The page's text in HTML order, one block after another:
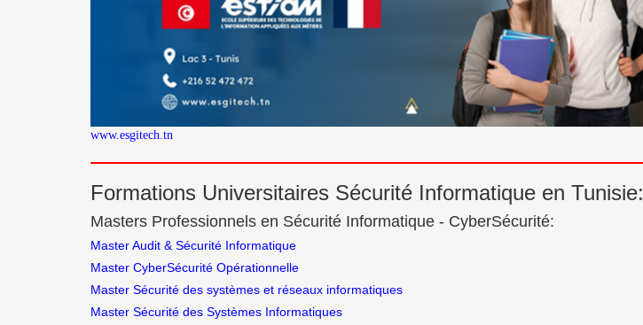
www.esgitech.tn
Formations Universitaires Sécurité Informatique en Tunisie:
Masters Professionnels en Sécurité Informatique - CyberSécurité:
Master Audit & Sécurité Informatique
Master CyberSécurité Opérationnelle
Master Sécurité des systèmes et réseaux informatiques
Master Sécurité des Systèmes Informatiques